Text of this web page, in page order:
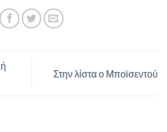
Στην λίστα ο Μποϊσεντού